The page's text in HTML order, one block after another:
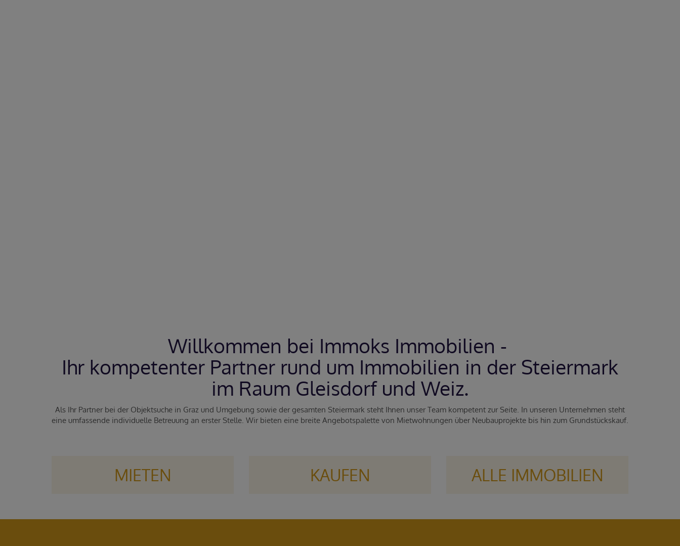
Willkommen bei Immoks Immobilien -
Ihr kompetenter Partner rund um Immobilien in der Steiermark
im Raum Gleisdorf und Weiz.
Als Ihr Partner bei der Objektsuche in Graz und Umgebung sowie der gesamten Steiermark steht Ihnen unser Team kompetent zur Seite. In unseren Unternehmen steht
eine umfassende individuelle Betreuung an erster Stelle. Wir bieten eine breite Angebotspalette von Mietwohnungen über Neubauprojekte bis hin zum Grundstückskauf.
MIETEN KAUFEN ALLE IMMOBILIEN